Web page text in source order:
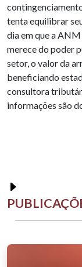
tenta equilibrar
dia em que a
merece do poder
setor, o valor da
beneficiando
consultora
informações são